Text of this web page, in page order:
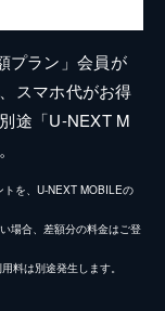
プラン」会員が
スマホ代がお得
途「U-NEXT M
を、U-NEXT MOBILEの
場合、差額分の料金はご登
料は別途発生します。